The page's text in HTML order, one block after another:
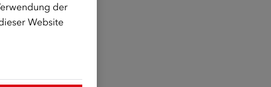
der
Website